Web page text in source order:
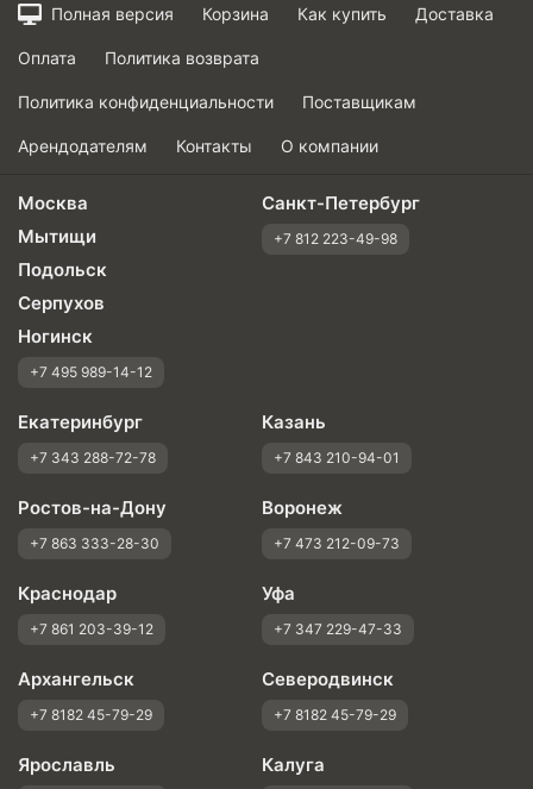
Полная версия Корзина Как купить Доставка
Оплата Политика возврата
Политика конфиденциальности Поставщикам
Арендодателям Контакты О компании
Москва
Мытищи
Подольск
Серпухов
Ногинск
+7 495 989-14-12
Санкт-Петербург
+7 812 223-49-98
Екатеринбург
+7 343 288-72-78
Казань
+7 843 210-94-01
Ростов-на-Дону
+7 863 333-28-30
Воронеж
+7 473 212-09-73
Краснодар
+7 861 203-39-12
Уфа
+7 347 229-47-33
Архангельск
+7 8182 45-79-29
Северодвинск
+7 8182 45-79-29
Ярославль Калуга